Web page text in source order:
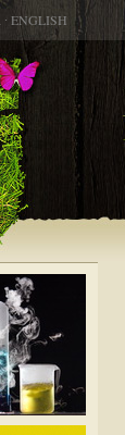
∙ ENGLISH